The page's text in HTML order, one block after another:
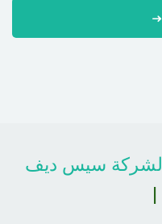
لشركة سيس ديف
|